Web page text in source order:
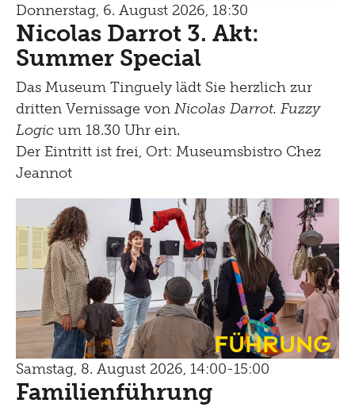
Donnerstag, 6. August 2026, 18:30
Nicolas Darrot 3. Akt:
Summer Special
Das Museum Tinguely lädt Sie herzlich zur
dritten Vernissage von Nicolas Darrot. Fuzzy
Logic um 18.30 Uhr ein.
Der Eintritt ist frei, Ort: Museumsbistro Chez
Jeannot
Führung
Samstag, 8. August 2026, 14:00-15:00
Familienführung